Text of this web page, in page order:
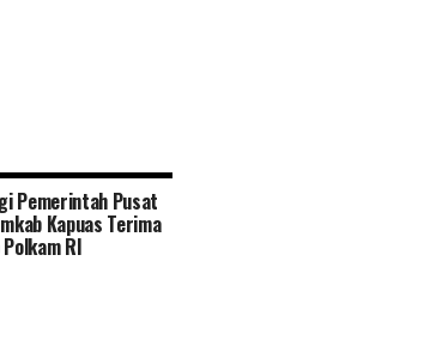
Pemerintah Pusat
Kapuas Terima
RI